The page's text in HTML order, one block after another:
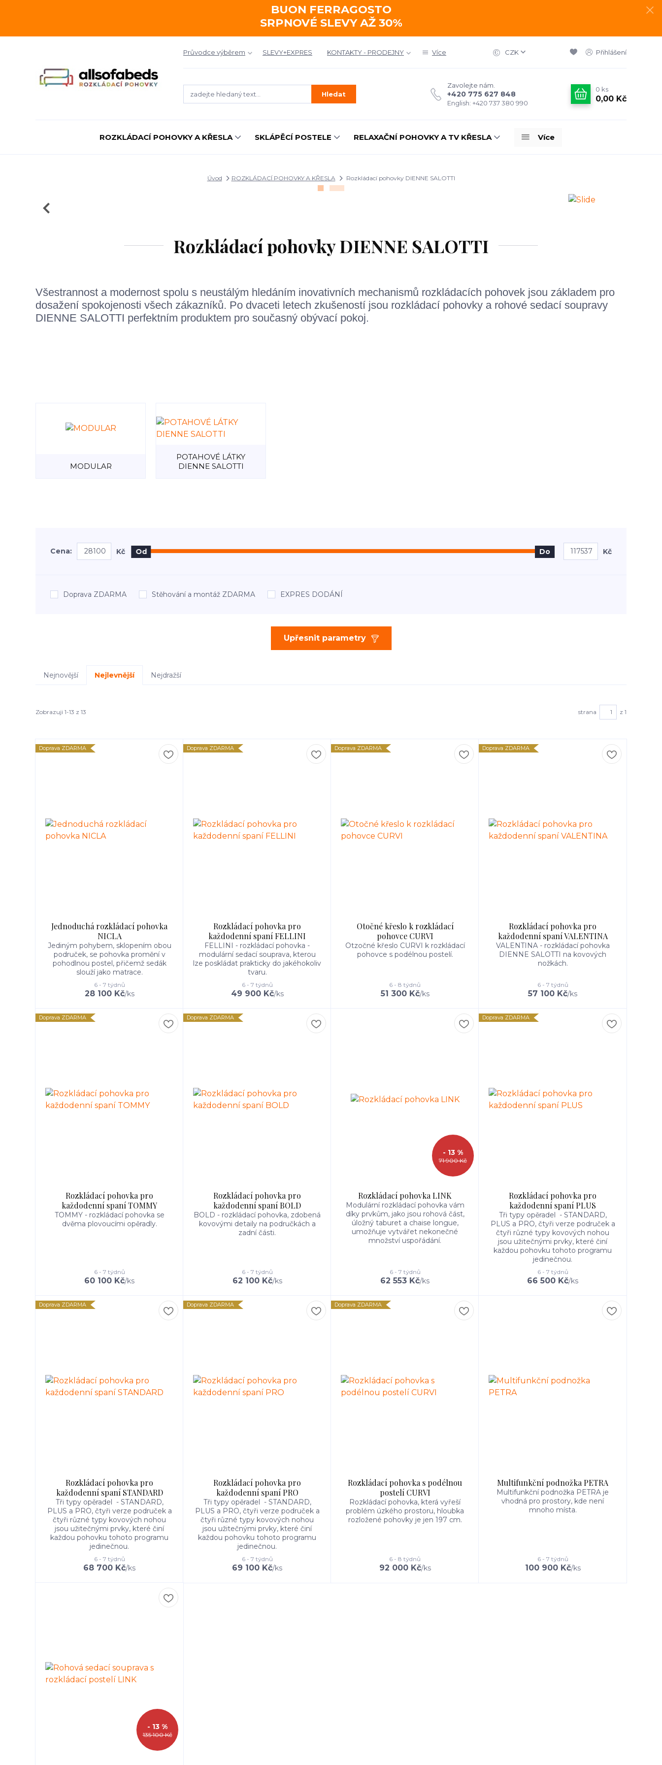
BUON FERRAGOSTO
SRPNOVÉ SLEVY AŽ 30%
Průvodce výběrem SLEVY+EXPRES KONTAKTY - PRODEJNY Více CZK Přihlášení
Hledat
Zavolejte nám.
+420 775 627 848
English: +420 737 380 990
0 ks
0,00 Kč
ROZKLÁDACÍ POHOVKY A KŘESLA SKLÁPĚCÍ POSTELE RELAXAČNÍ POHOVKY A TV KŘESLA Více
Úvod ROZKLÁDACÍ POHOVKY A KŘESLA Rozkládací pohovky DIENNE SALOTTI
Rozkládací pohovky DIENNE SALOTTI
Všestrannost a modernost spolu s neustálým hledáním inovativních mechanismů rozkládacích pohovek jsou základem pro
dosažení spokojenosti všech zákazníků. Po dvaceti letech zkušeností jsou rozkládací pohovky a rohové sedací soupravy
DIENNE SALOTTI perfektním produktem pro současný obývací pokoj.
MODULAR
POTAHOVÉ LÁTKY
DIENNE SALOTTI
Upřesnit parametry
Cena: Kč Od Do Kč
Doprava ZDARMA Stěhování a montáž ZDARMA EXPRES DODÁNÍ
Nejnovější Nejlevnější Nejdražší
Zobrazuji 1-13 z 13 strana z 1
Doprava ZDARMA
Jednoduchá rozkládací pohovka
NICLA
Jediným pohybem, sklopením obou
područek, se pohovka promění v
pohodlnou postel, přičemž sedák
slouží jako matrace.
28 100 Kč/ks
6 - 7 týdnů
Doprava ZDARMA
Rozkládací pohovka pro
každodenní spaní FELLINI
FELLINI - rozkládací pohovka -
modulární sedací souprava, kterou
lze poskládat prakticky do jakéhokoliv
tvaru.
49 900 Kč/ks
6 - 7 týdnů
Doprava ZDARMA
Otočné křeslo k rozkládací
pohovce CURVI
Otzočné křeslo CURVI k rozkládací
pohovce s podélnou postelí.
51 300 Kč/ks
6 - 8 týdnů
Doprava ZDARMA
Rozkládací pohovka pro
každodenní spaní VALENTINA
VALENTINA - rozkládací pohovka
DIENNE SALOTTI na kovových
nožkách.
57 100 Kč/ks
6 - 7 týdnů
Doprava ZDARMA
Rozkládací pohovka pro
každodenní spaní TOMMY
TOMMY - rozkládací pohovka se
dvěma plovoucími opěradly.
60 100 Kč/ks
6 - 7 týdnů
Doprava ZDARMA
Rozkládací pohovka pro
každodenní spaní BOLD
BOLD - rozkládací pohovka, zdobená
kovovými detaily na područkách a
zadní části.
62 100 Kč/ks
6 - 7 týdnů
71 900 Kč
- 13 %
Rozkládací pohovka LINK
Modulární rozkládací pohovka vám
díky prvkům, jako jsou rohová část,
úložný taburet a chaise longue,
umožňuje vytvářet nekonečné
množství uspořádání.
62 553 Kč/ks
6 - 7 týdnů
Doprava ZDARMA
Rozkládací pohovka pro
každodenní spaní PLUS
Tři typy opěradel - STANDARD,
PLUS a PRO, čtyři verze područek a
čtyři různé typy kovových nohou
jsou užitečnými prvky, které činí
každou pohovku tohoto programu
jedinečnou.
66 500 Kč/ks
6 - 7 týdnů
Doprava ZDARMA
Rozkládací pohovka pro
každodenní spaní STANDARD
Tři typy opěradel - STANDARD,
PLUS a PRO, čtyři verze područek a
čtyři různé typy kovových nohou
jsou užitečnými prvky, které činí
každou pohovku tohoto programu
jedinečnou.
68 700 Kč/ks
6 - 7 týdnů
Doprava ZDARMA
Rozkládací pohovka pro
každodenní spaní PRO
Tři typy opěradel - STANDARD,
PLUS a PRO, čtyři verze područek a
čtyři různé typy kovových nohou
jsou užitečnými prvky, které činí
každou pohovku tohoto programu
jedinečnou.
69 100 Kč/ks
6 - 7 týdnů
Doprava ZDARMA
Rozkládací pohovka s podélnou
postelí CURVI
Rozkládací pohovka, která vyřeší
problém úzkého prostoru, hloubka
rozložené pohovky je jen 197 cm.
92 000 Kč/ks
6 - 8 týdnů
Multifunkční podnožka PETRA
Multifunkční podnožka PETRA je
vhodná pro prostory, kde není
mnoho místa.
100 900 Kč/ks
6 - 7 týdnů
135 100 Kč
- 13 %